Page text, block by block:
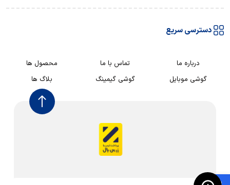
دسترسی سریع
درباره ما تماس با ما
محصول ها
گوشی موبایل
گوشی گیمینگ بلاگ ها